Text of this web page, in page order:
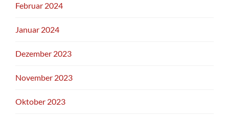
Februar 2024
Januar 2024
Dezember 2023
November 2023
Oktober 2023